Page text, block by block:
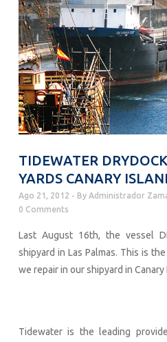
TIDEWATER
YARDS CANARY
Ago 21, 2012 By Administrador
0 Comments
Last August 16th, the vessel
shipyard in Las Palmas. This is
we repair in our shipyard in Canary
Tidewater is the leading